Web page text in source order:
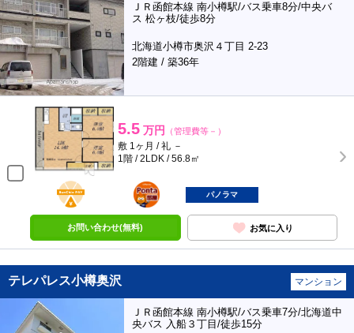
ＪＲ函館本線 南小樽駅/バス乗車8分/中央バ
ス 松ヶ枝/徒歩8分
北海道小樽市奥沢４丁目 2-23
2階建 / 築36年
5.5 万円 （管理費等－）
敷 1ヶ月 / 礼 －
1階 / 2LDK / 56.8㎡
BunChinPAY
ポンタ
部屋
パノラマ
お問い合わせ(無料) お気に入り
テレパレス小樽奥沢 マンション
ＪＲ函館本線 南小樽駅/バス乗車7分/北海道中
央バス 入船３丁目/徒歩15分